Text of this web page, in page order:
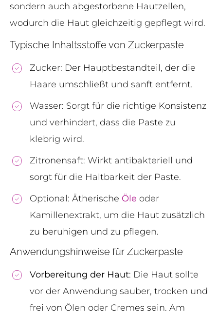
sondern auch abgestorbene Hautzellen,
wodurch die Haut gleichzeitig gepflegt wird.
Typische Inhaltsstoffe von Zuckerpaste
Zucker: Der Hauptbestandteil, der die
Haare umschließt und sanft entfernt.
Wasser: Sorgt für die richtige Konsistenz
und verhindert, dass die Paste zu
klebrig wird.
Zitronensaft: Wirkt antibakteriell und
sorgt für die Haltbarkeit der Paste.
Optional: Ätherische Öle oder
Kamillenextrakt, um die Haut zusätzlich
zu beruhigen und zu pflegen.
Anwendungshinweise für Zuckerpaste
Vorbereitung der Haut: Die Haut sollte
vor der Anwendung sauber, trocken und
frei von Ölen oder Cremes sein. Am